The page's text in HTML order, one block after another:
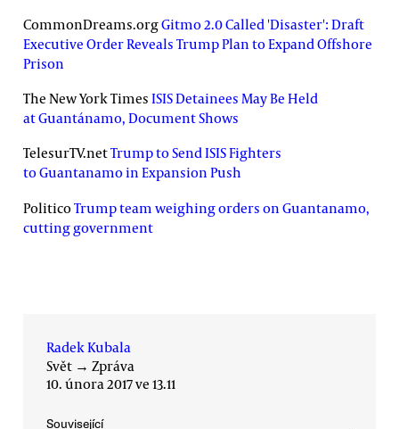
CommonDreams.orgGitmo 2.0 Called 'Disaster': Draft
Executive Order Reveals Trump Plan to Expand Offshore
Prison
The New York Times ISIS Detainees May Be Held
at Guantánamo, Document Shows
TelesurTV.netTrump to Send ISIS Fighters
to Guantanamo in Expansion Push
PoliticoTrump team weighing orders on Guantanamo,
cutting government
Radek Kubala
Svět → Zpráva
10. února 2017 ve 13.11
Související